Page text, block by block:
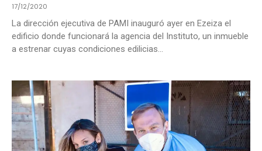
17/12/2020
La dirección ejecutiva de PAMI inauguró ayer en Ezeiza el
edificio donde funcionará la agencia del Instituto, un inmueble
a estrenar cuyas condiciones edilicias...